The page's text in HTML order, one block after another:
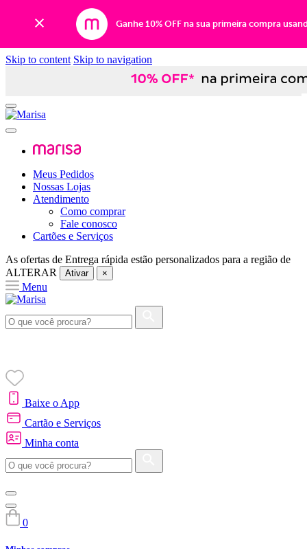
Ganhe 10% OFF na sua primeira compra
Skip to content Skip to navigation
Meus Pedidos
Nossas Lojas
Atendimento
Como comprar
Fale conosco
Cartões e Serviços
As ofertas de Entrega rápida estão personalizados para a região de
ALTERAR
Ativar ×
Menu
Baixe o App
Cartão e Serviços
Minha conta
0